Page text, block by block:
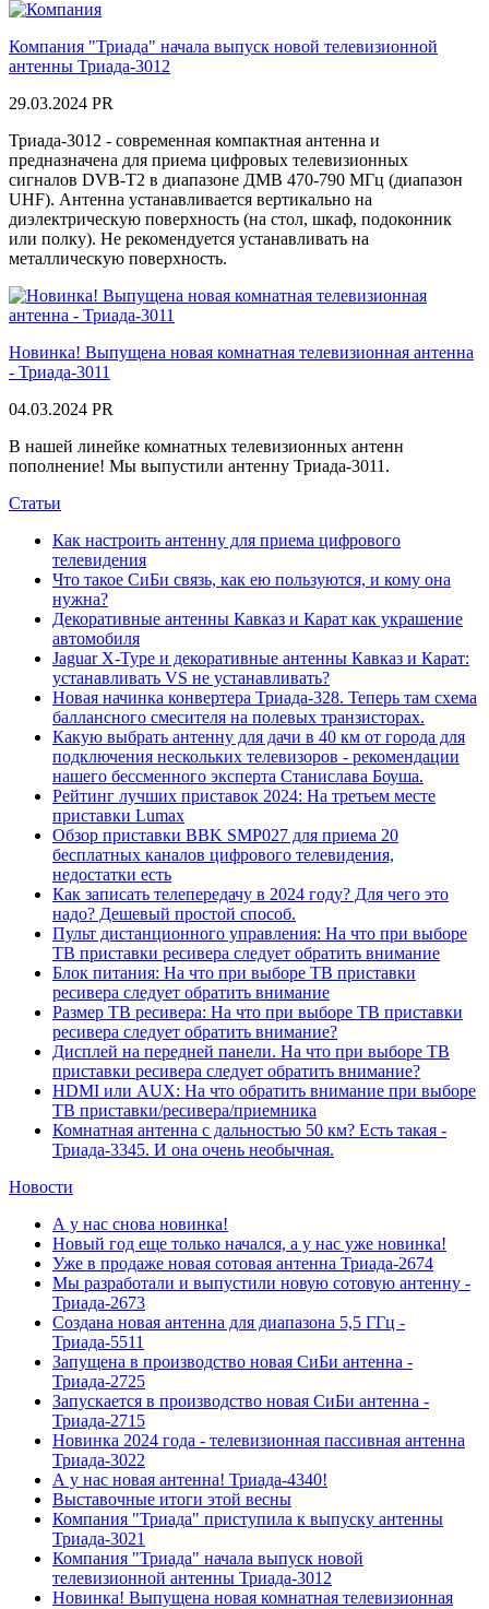
Компания "Триада" начала выпуск новой телевизионной
антенны Триада-3012
29.03.2024 PR
Триада-3012 - современная компактная антенна и
предназначена для приема цифровых телевизионных
сигналов DVB-T2 в диапазоне ДМВ 470-790 МГц (диапазон
UHF). Антенна устанавливается вертикально на
диэлектрическую поверхность (на стол, шкаф, подоконник
или полку). Не рекомендуется устанавливать на
металлическую поверхность.
Новинка! Выпущена новая комнатная телевизионная антенна
- Триада-3011
04.03.2024 PR
В нашей линейке комнатных телевизионных антенн
пополнение! Мы выпустили антенну Триада-3011.
Статьи
Как настроить антенну для приема цифрового
телевидения
Что такое СиБи связь, как ею пользуются, и кому она
нужна?
Декоративные антенны Кавказ и Карат как украшение
автомобиля
Jaguar X-Type и декоративные антенны Кавказ и Карат:
устанавливать VS не устанавливать?
Новая начинка конвертера Триада-328. Теперь там схема
баллансного смесителя на полевых транзисторах.
Какую выбрать антенну для дачи в 40 км от города для
подключения нескольких телевизоров - рекомендации
нашего бессменного эксперта Станислава Боуша.
Рейтинг лучших приставок 2024: На третьем месте
приставки Lumax
Обзор приставки BBK SMP027 для приема 20
бесплатных каналов цифрового телевидения,
недостатки есть
Как записать телепередачу в 2024 году? Для чего это
надо? Дешевый простой способ.
Пульт дистанционного управления: На что при выборе
ТВ приставки ресивера следует обратить внимание
Блок питания: На что при выборе ТВ приставки
ресивера следует обратить внимание
Размер ТВ ресивера: На что при выборе ТВ приставки
ресивера следует обратить внимание?
Дисплей на передней панели. На что при выборе ТВ
приставки ресивера следует обратить внимание?
HDMI или AUX: На что обратить внимание при выборе
ТВ приставки/ресивера/приемника
Комнатная антенна с дальностью 50 км? Есть такая -
Триада-3345. И она очень необычная.
Новости
А у нас снова новинка!
Новый год еще только начался, а у нас уже новинка!
Уже в продаже новая сотовая антенна Триада-2674
Мы разработали и выпустили новую сотовую антенну -
Триада-2673
Создана новая антенна для диапазона 5,5 ГГц -
Триада-5511
Запущена в производство новая СиБи антенна -
Триада-2725
Запускается в производство новая СиБи антенна -
Триада-2715
Новинка 2024 года - телевизионная пассивная антенна
Триада-3022
А у нас новая антенна! Триада-4340!
Выставочные итоги этой весны
Компания "Триада" приступила к выпуску антенны
Триада-3021
Компания "Триада" начала выпуск новой
телевизионной антенны Триада-3012
Новинка! Выпущена новая комнатная телевизионная